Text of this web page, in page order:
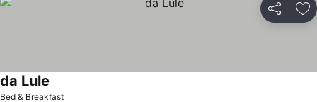
Teilen
Bed & Breakfast
da Lule